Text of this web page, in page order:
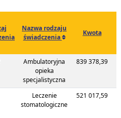
Nazwa rodzaju
świadczenia
Kwota
02-00-02159-22-01
Ambulatoryjna
opieka
specjalistyczna
839 378,39
02-00-02159-22-03
Leczenie
stomatologiczne
521 017,59